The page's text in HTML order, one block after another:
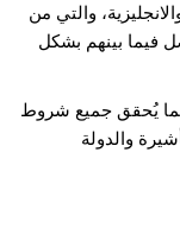
والتي من
فيما بينهم بشكل
يُحقق جميع شروط
والدولة